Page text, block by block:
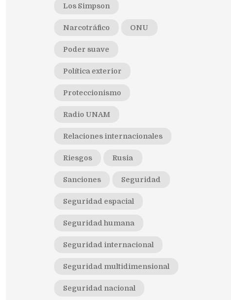
Los Simpson
Narcotráfico ONU
Poder suave
Política exterior
Proteccionismo
Radio UNAM
Relaciones internacionales
Riesgos Rusia
Sanciones Seguridad
Seguridad espacial
Seguridad humana
Seguridad internacional
Seguridad multidimensional
Seguridad nacional